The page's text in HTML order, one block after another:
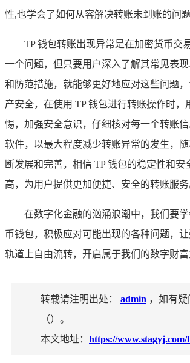
性,也学会了如何从容解决转账未到账的问题
TP 钱包转账出现异常是在加密货币交
一个问题，但只要用户深入了解其常见表
和防范措施，就能够更好地应对这些问题
产安全，在使用 TP 钱包进行转账操作时，
惕，加强安全意识，仔细核对每一个转账
软件，以最大程度减少转账异常的发生，
断发展和完善，相信 TP 钱包的稳定性和安
高，为用户提供更加便捷、安全的转账服务
在数字化金融的汹涌浪潮中，我们要
币钱包，积极应对可能出现的各种问题，
轨道上自由流转，开启属于我们的数字财富
转载请注明出处： admin ，如有
（）。
本文地址： https://